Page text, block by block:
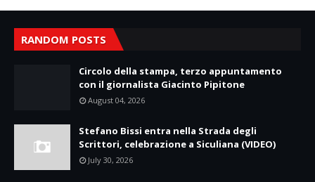
RANDOM POSTS
Circolo della stampa, terzo appuntamento
con il giornalista Giacinto Pipitone
August 04, 2026
Stefano Bissi entra nella Strada degli
Scrittori, celebrazione a Siculiana (VIDEO)
July 30, 2026